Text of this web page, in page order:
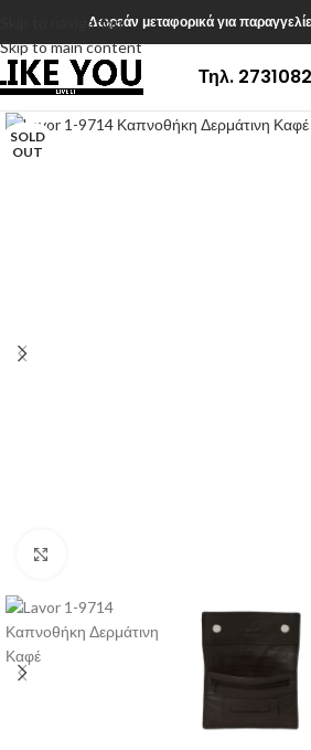
Skip to navigation
Skip to main content
Δωρεάν μεταφορικά για
Τηλ.
SOLD
OUT